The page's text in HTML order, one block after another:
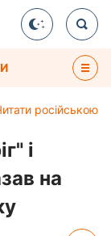
російською
і
на